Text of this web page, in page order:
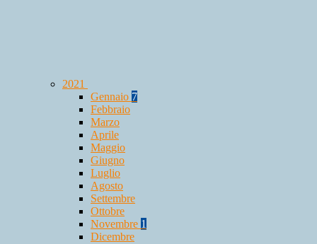
2021
Gennaio 7
Febbraio
Marzo
Aprile
Maggio
Giugno
Luglio
Agosto
Settembre
Ottobre
Novembre 1
Dicembre